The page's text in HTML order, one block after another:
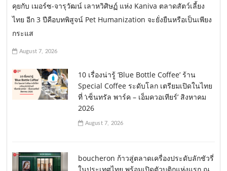
คุยกับ เมอร์ซ-จารุวัฒน์ เลาหวิศิษฏ์ แห่ง Kaniva ตลาดสัตว์เลี้ยง
ไทย อีก 3 ปีคือบทพิสูจน์ Pet Humanization จะยั่งยืนหรือเป็นเพียง
กระแส
August 7, 2026
10 เรื่องน่ารู้ ‘Blue Bottle Coffee’ ร้าน
Special Coffee ระดับโลก เตรียมเปิดในไทย
ที่ ‘เซ็นทรัล พาร์ค – เอ็มควอเทียร์’ สิงหาคม
2026
August 7, 2026
boucheron ก้าวสู่ตลาดเครื่องประดับลักชัวรี่
ในประเทศไทย พร้อมเปิดตัวบูติกแห่งแรก ณ